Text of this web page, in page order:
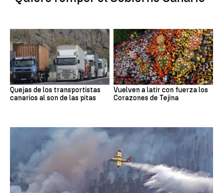
Quejas de los transportistas
canarios al son de las pitas
Vuelven a latir con fuerza los
Corazones de Tejina